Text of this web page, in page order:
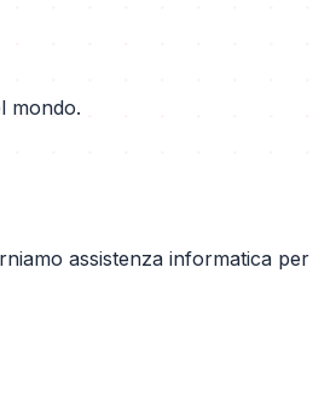
mondo.
assistenza informatica per